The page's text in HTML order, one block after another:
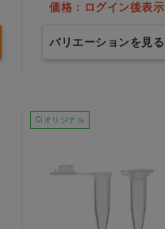
価格：ログイン後表示
バリエーションを見る
Ciオリジナル